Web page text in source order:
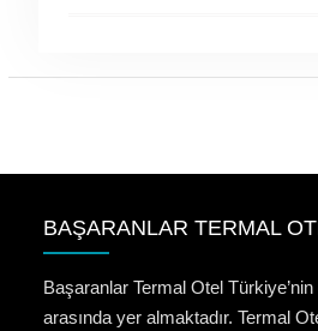
BAŞARANLAR TERMAL
Başaranlar Termal Otel
arasında yer almaktadır. Termal